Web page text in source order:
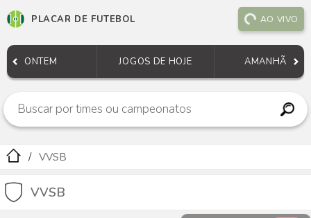
PLACAR DE FUTEBOL AO VIVO
ONTEM JOGOS DE HOJE AMANHÃ
VVSB
VVSB